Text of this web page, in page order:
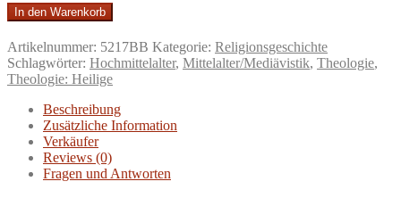
Hildegard
von
Bingen.
Prophetin
der
kosmischen
Weisheit.
Menge
In den Warenkorb
Artikelnummer: 5217BB Kategorie: Religionsgeschichte
Schlagwörter: Hochmittelalter, Mittelalter/Mediävistik, Theologie,
Theologie: Heilige
Beschreibung
Zusätzliche Information
Verkäufer
Reviews (0)
Fragen und Antworten